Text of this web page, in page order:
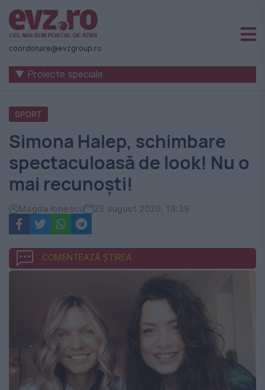
Știri
naționale
internaționale
România
-
Evenimentul
Zilei
coordonare@evzgroup.ro
▼ Proiecte speciale
SPORT
Simona Halep, schimbare
spectaculoasă de look! Nu o
mai recunoști!
Magda Ionescu 23 august 2020, 19:39
COMENTEAZĂ ȘTIREA